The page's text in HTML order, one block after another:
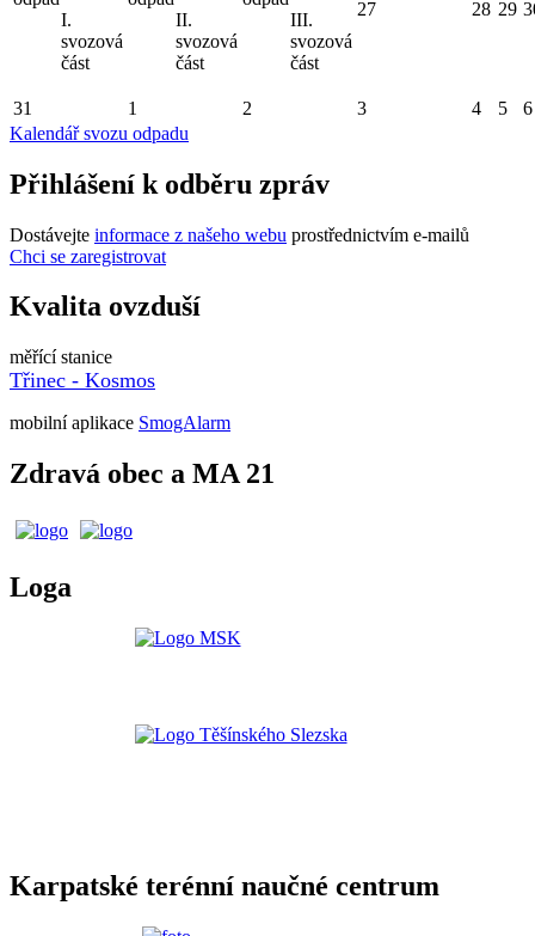
I.
svozová
část
II.
svozová
část
III.
svozová
část
27 28 29
31 1 2 3 4 5
6
Kalendář svozu odpadu
Přihlášení k odběru zpráv
Dostávejte informace z našeho webu prostřednictvím e-mailů
Chci se zaregistrovat
Kvalita ovzduší
měřící stanice
Třinec - Kosmos
mobilní aplikace SmogAlarm
Zdravá obec a MA 21
Loga
Karpatské terénní naučné centrum